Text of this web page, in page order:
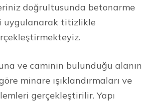
doğrultusunda betonarme
uygulanarak titizlikle
ve caminin bulunduğu alanın
minare ışıklandırmaları ve
gerçekleştirilir. Yapı